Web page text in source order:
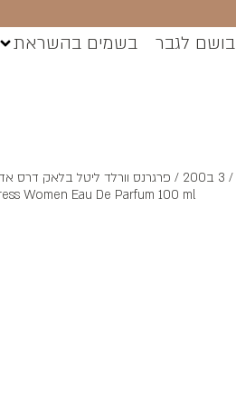
בושם לגבר בשמים בהשראת
/ 3 ב200
Women Eau De Parfum 100 ml